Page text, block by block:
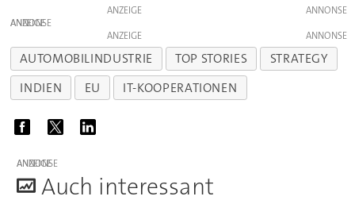
ANZEIGE
ANZEIGE
ANZEIGE
AUTOMOBILINDUSTRIE TOP STORIES
STRATEGY
INDIEN
EU IT-KOOPERATIONEN
ANZEIGE
Auch interessant